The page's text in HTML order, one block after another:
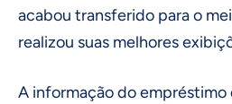
acabou transferido para o
realizou suas melhores
A informação do